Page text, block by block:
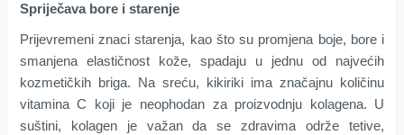
Spriječava bore i starenje
Prijevremeni znaci starenja, kao što su promjena boje, bore i
smanjena elastičnost kože, spadaju u jednu od najvećih
kozmetičkih briga. Na sreću, kikiriki ima značajnu količinu
vitamina C koji je neophodan za proizvodnju kolagena. U
suštini, kolagen je važan da se zdravima održe tetive,